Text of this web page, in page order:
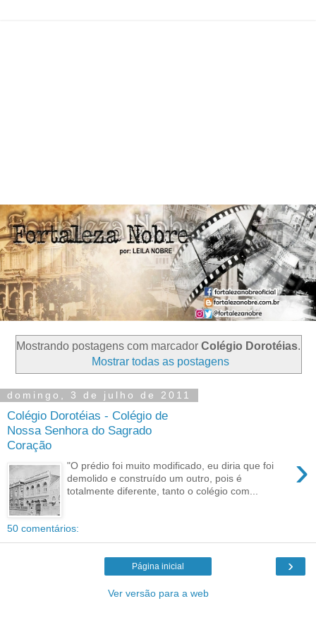
Mostrando postagens com marcador Colégio Dorotéias.
Mostrar todas as postagens
domingo, 3 de julho de 2011
Colégio Dorotéias - Colégio de
Nossa Senhora do Sagrado
Coração
›
"O prédio foi muito modificado, eu diria que foi
demolido e construído um outro, pois é
totalmente diferente, tanto o colégio com...
50 comentários:
›
Página inicial
Ver versão para a web